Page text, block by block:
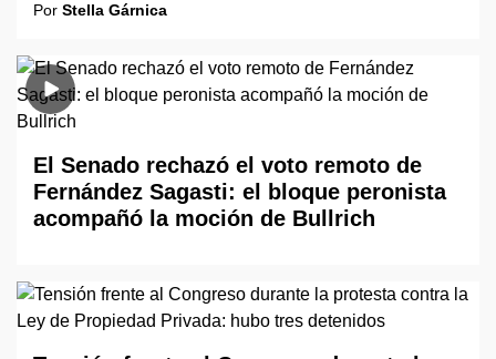
Por Stella Gárnica
El Senado rechazó el voto remoto de
Fernández Sagasti: el bloque peronista
acompañó la moción de Bullrich